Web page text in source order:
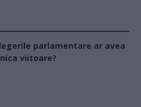
parlamentare ar avea
viitoare?